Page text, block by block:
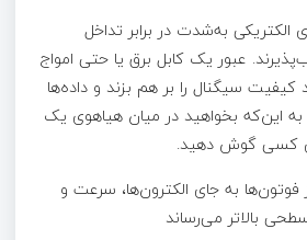
الکتریکی به‌شدت در برابر تداخل
عبور یک کابل برق یا حتی امواج
کیفیت سیگنال را بر هم بزند و داده‌ها
این‌که بخواهید در میان هیاهوی یک
کسی گوش دهید.
فوتون‌ها به جای الکترون‌ها، سرعت و
بالاتر می‌رساند